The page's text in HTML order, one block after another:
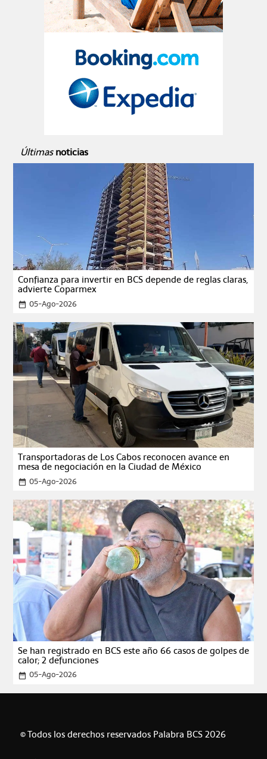
Últimas noticias
Confianza para invertir en BCS depende de reglas claras,
advierte Coparmex
date_range 05-Ago-2026
Transportadoras de Los Cabos reconocen avance en
mesa de negociación en la Ciudad de México
date_range 05-Ago-2026
Se han registrado en BCS este año 66 casos de golpes de
calor; 2 defunciones
date_range 05-Ago-2026
© Todos los derechos reservados Palabra BCS 2026